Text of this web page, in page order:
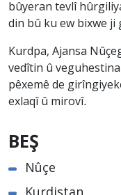
bûyeran tevlî
din bû ku ew bixwe
Kurdpa, Ajansa
vedîtin û
pêxemê de
exlaqî û mirovî.
BEŞ
Nûçe